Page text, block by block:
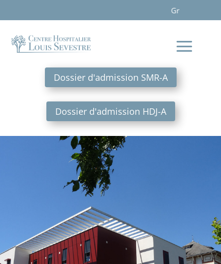
Groupe de femmes le vendredi matin
Dossier d'admission SMR-A
Dossier d'admission HDJ-A